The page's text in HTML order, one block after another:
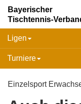
Bayerischer
Tischtennis-
Ligen
Turniere
Einzelsport